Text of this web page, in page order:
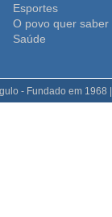
Esportes
O povo quer saber
Saúde
- Fundado em